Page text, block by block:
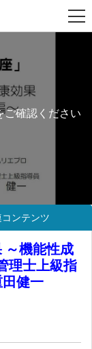
ご確認ください
コンテンツ
～機能性成
理士上級指
健一